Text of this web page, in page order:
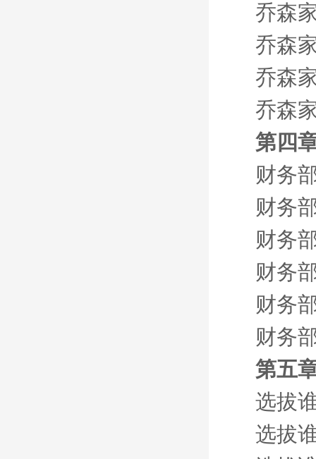
乔森
乔森
乔森
乔森
第四
财务
财务
财务
财务
财务
财务
第五
选拔
选拔